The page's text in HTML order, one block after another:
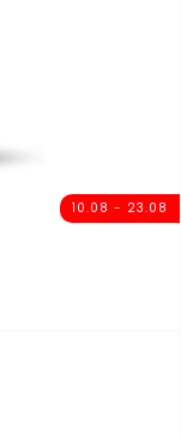
10.08 - 23.08